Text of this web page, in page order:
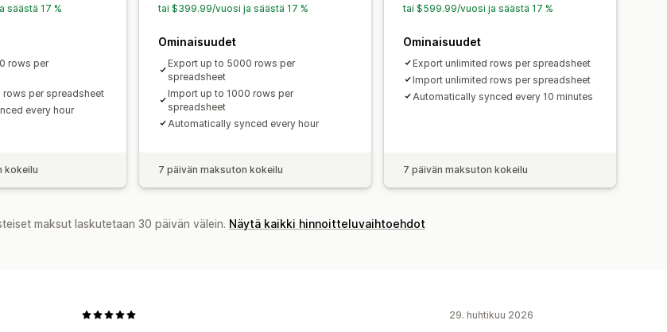
säästä 17 %
rows per
per spreadsheet
every hour
kokeilu
tai $399.99/vuosi ja säästä 17 %
Ominaisuudet
Export up to 5000 rows per
spreadsheet
Import up to 1000 rows per
spreadsheet
Automatically synced every hour
7 päivän maksuton kokeilu
tai $599.99/vuosi ja säästä 17 %
Ominaisuudet
Export unlimited rows per spreadsheet
Import unlimited rows per spreadsheet
Automatically synced every 10 minutes
7 päivän maksuton kokeilu
maksut laskutetaan 30 päivän välein. Näytä kaikki hinnoitteluvaihtoehdot
29. huhtikuu 2026